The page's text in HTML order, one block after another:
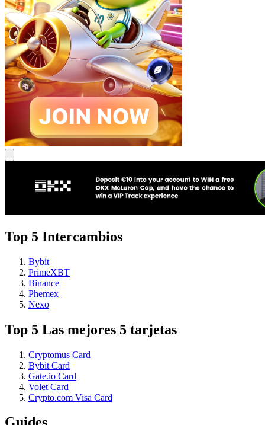
Top 5 Intercambios
Bybit
PrimeXBT
Binance
Phemex
Nexo
Top 5 Las mejores 5 tarjetas
Cryptomus Card
Bybit Card
Gate.io Card
Volet Card
Crypto.com Visa Card